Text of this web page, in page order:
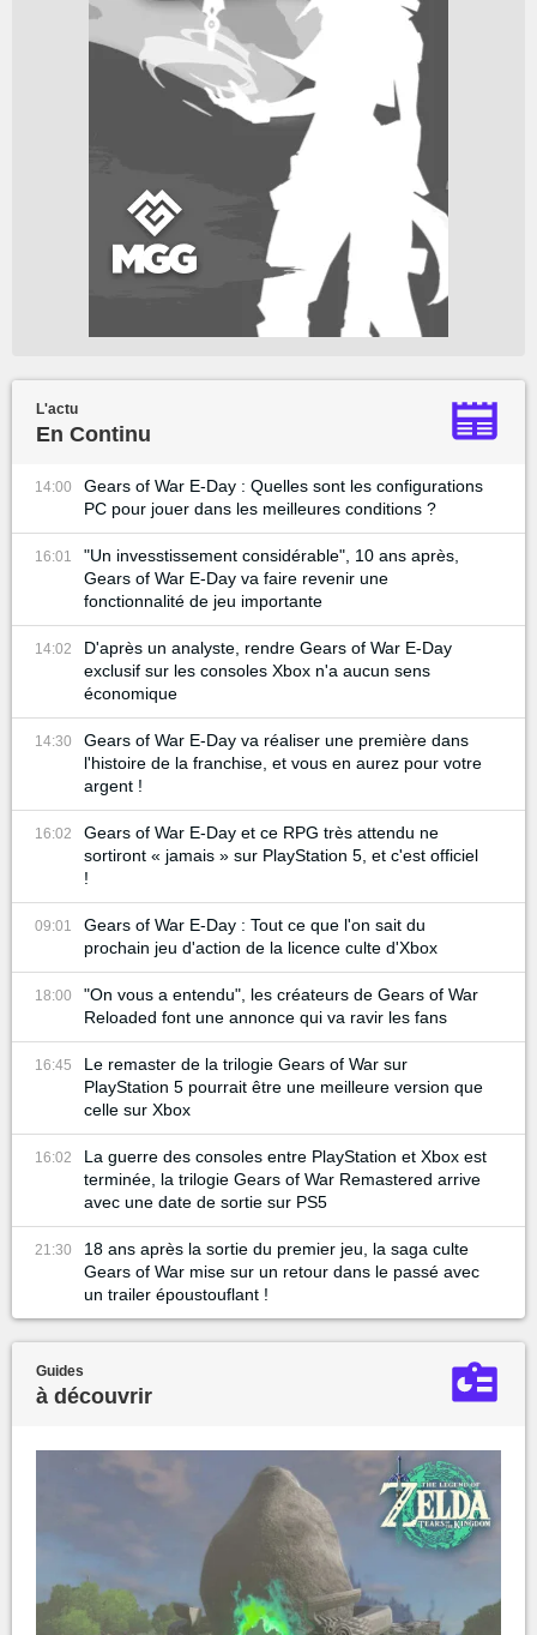
L'actu
En Continu
14:00
Gears of War E-Day : Quelles sont les configurations
PC pour jouer dans les meilleures conditions ?
16:01
"Un invesstissement considérable", 10 ans après,
Gears of War E-Day va faire revenir une
fonctionnalité de jeu importante
14:02
D'après un analyste, rendre Gears of War E-Day
exclusif sur les consoles Xbox n'a aucun sens
économique
14:30
Gears of War E-Day va réaliser une première dans
l'histoire de la franchise, et vous en aurez pour votre
argent !
16:02
Gears of War E-Day et ce RPG très attendu ne
sortiront « jamais » sur PlayStation 5, et c'est officiel
!
09:01
Gears of War E-Day : Tout ce que l'on sait du
prochain jeu d'action de la licence culte d'Xbox
18:00
"On vous a entendu", les créateurs de Gears of War
Reloaded font une annonce qui va ravir les fans
16:45
Le remaster de la trilogie Gears of War sur
PlayStation 5 pourrait être une meilleure version que
celle sur Xbox
16:02
La guerre des consoles entre PlayStation et Xbox est
terminée, la trilogie Gears of War Remastered arrive
avec une date de sortie sur PS5
21:30
18 ans après la sortie du premier jeu, la saga culte
Gears of War mise sur un retour dans le passé avec
un trailer époustouflant !
Guides
à découvrir